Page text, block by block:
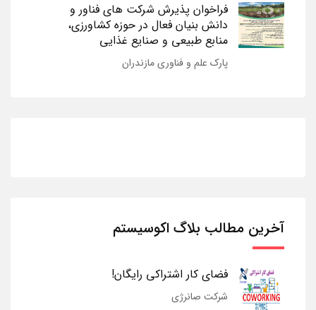
فراخوان پذیرش شرکت های فناور و
دانش بنیان فعال در حوزه کشاورزی،
منابع طبیعی و صنایع غذایی
پارک علم و فناوری مازندران
آخرین مطالب بلاگ اکوسیستم
فضای کار اشتراکی رایگان!
شرکت صانرژی